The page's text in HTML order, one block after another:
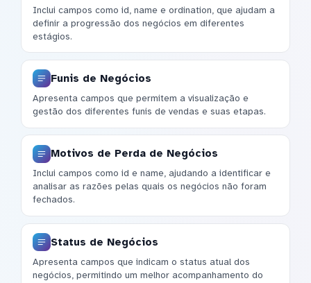
Inclui campos como id, name e ordination, que ajudam a
definir a progressão dos negócios em diferentes
estágios.
Funis de Negócios
Apresenta campos que permitem a visualização e
gestão dos diferentes funis de vendas e suas etapas.
Motivos de Perda de Negócios
Inclui campos como id e name, ajudando a identificar e
analisar as razões pelas quais os negócios não foram
fechados.
Status de Negócios
Apresenta campos que indicam o status atual dos
negócios, permitindo um melhor acompanhamento do